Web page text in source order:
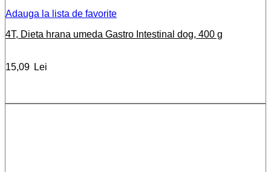
Adauga la lista de favorite
4T, Dieta hrana umeda Gastro Intestinal dog, 400 g
15,09 Lei